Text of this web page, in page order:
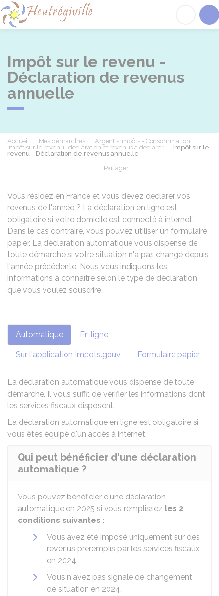
Impôt sur le revenu -
Déclaration de revenus
annuelle
Accueil Mes démarches
Argent - Impôts - Consommation
Impôt sur le revenu : déclaration et revenus à déclarer
Impôt sur le
revenu - Déclaration de revenus annuelle
Partager
Vous résidez en France et vous devez déclarer vos
revenus de l'année ? La déclaration en ligne est
obligatoire si votre domicile est connecté à internet.
Dans le cas contraire, vous pouvez utiliser un formulaire
papier. La déclaration automatique vous dispense de
toute démarche si votre situation n'a pas changé depuis
l'année précédente. Nous vous indiquons les
informations à connaître selon le type de déclaration
que vous voulez souscrire.
Automatique En ligne
Sur l'application Impots.gouv Formulaire papier
La déclaration automatique vous dispense de toute
démarche. Il vous suffit de vérifier les informations dont
les services fiscaux disposent.
La déclaration automatique en ligne est obligatoire si
vous êtes équipé d'un accès à internet.
Qui peut bénéficier d'une déclaration
automatique ?
Vous pouvez bénéficier d'une déclaration
automatique en 2025 si vous remplissez les 2
conditions suivantes :
Vous avez été imposé uniquement sur des
revenus préremplis par les services fiscaux
en 2024
Vous n'avez pas signalé de changement
de situation en 2024.